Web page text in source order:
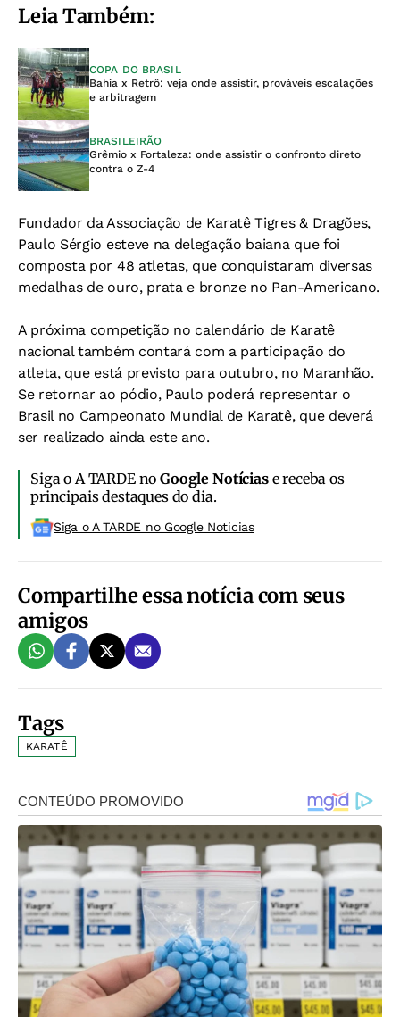
Leia Também:
COPA DO BRASIL
Bahia x Retrô: veja onde assistir, prováveis escalações
e arbitragem
BRASILEIRÃO
Grêmio x Fortaleza: onde assistir o confronto direto
contra o Z-4
Fundador da Associação de Karatê Tigres & Dragões,
Paulo Sérgio esteve na delegação baiana que foi
composta por 48 atletas, que conquistaram diversas
medalhas de ouro, prata e bronze no Pan-Americano.
A próxima competição no calendário de Karatê
nacional também contará com a participação do
atleta, que está previsto para outubro, no Maranhão.
Se retornar ao pódio, Paulo poderá representar o
Brasil no Campeonato Mundial de Karatê, que deverá
ser realizado ainda este ano.
Siga o A TARDE noGoogle Notíciase receba os
principais destaques do dia.
Siga o A TARDE no Google Noticias
Compartilhe essa notícia com seus
amigos
Tags
KARATÊ